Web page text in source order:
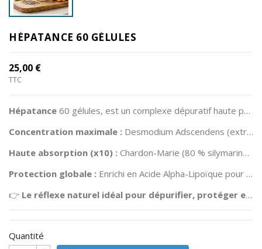
Divers
RSV
Plancher
Pelvien
Informations
produits
HÉPATANCE 60 GÉLULES
25,00 €
TTC
Hépatance 60 gélules, est un complexe dépuratif haute performance conçu pour soutenir et protéger votre foie au quotidien.
Concentration maximale : Desmodium Adscendens (extrait 5:1) pour un effet ciblé et efficace.
Haute absorption (x10) : Chardon-Marie (80 % silymarine) associé à la lécithine/choline pour une assimilation décuplée.
Protection globale : Enrichi en Acide Alpha-Lipoïque pour lutter contre le stress oxydatif.
👉 Le réflexe naturel idéal pour dépurifier, protéger et régénérer votre sphère hépatique.
Quantité